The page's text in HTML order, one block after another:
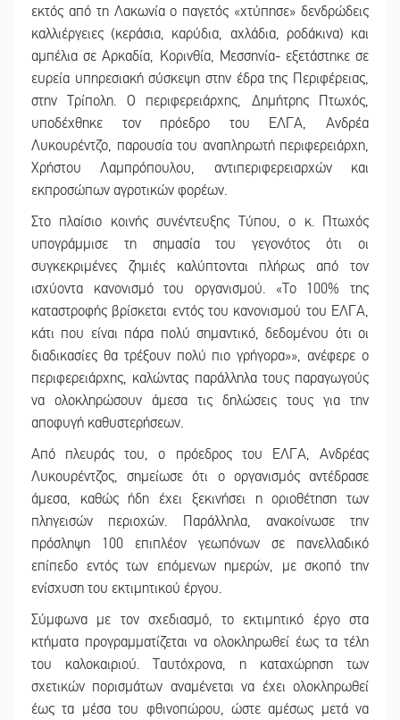
εκτός από τη Λακωνία ο παγετός «χτύπησε» δενδρώδεις
καλλιέργειες (κεράσια, καρύδια, αχλάδια, ροδάκινα) και
αμπέλια σε Αρκαδία, Κορινθία, Μεσσηνία- εξετάστηκε σε
ευρεία υπηρεσιακή σύσκεψη στην έδρα της Περιφέρειας,
στην Τρίπολη. Ο περιφερειάρχης, Δημήτρης Πτωχός,
υποδέχθηκε τον πρόεδρο του ΕΛΓΑ, Ανδρέα
Λυκουρέντζο, παρουσία του αναπληρωτή περιφερειάρχη,
Χρήστου Λαμπρόπουλου, αντιπεριφερειαρχών και
εκπροσώπων αγροτικών φορέων.
Στο πλαίσιο κοινής συνέντευξης Τύπου, ο κ. Πτωχός
υπογράμμισε τη σημασία του γεγονότος ότι οι
συγκεκριμένες ζημιές καλύπτονται πλήρως από τον
ισχύοντα κανονισμό του οργανισμού. «Το 100% της
καταστροφής βρίσκεται εντός του κανονισμού του ΕΛΓΑ,
κάτι που είναι πάρα πολύ σημαντικό, δεδομένου ότι οι
διαδικασίες θα τρέξουν πολύ πιο γρήγορα»», ανέφερε ο
περιφερειάρχης, καλώντας παράλληλα τους παραγωγούς
να ολοκληρώσουν άμεσα τις δηλώσεις τους για την
αποφυγή καθυστερήσεων.
Από πλευράς του, ο πρόεδρος του ΕΛΓΑ, Ανδρέας
Λυκουρέντζος, σημείωσε ότι ο οργανισμός αντέδρασε
άμεσα, καθώς ήδη έχει ξεκινήσει η οριοθέτηση των
πληγεισών περιοχών. Παράλληλα, ανακοίνωσε την
πρόσληψη 100 επιπλέον γεωπόνων σε πανελλαδικό
επίπεδο εντός των επόμενων ημερών, με σκοπό την
ενίσχυση του εκτιμητικού έργου.
Σύμφωνα με τον σχεδιασμό, το εκτιμητικό έργο στα
κτήματα προγραμματίζεται να ολοκληρωθεί έως τα τέλη
του καλοκαιριού. Ταυτόχρονα, η καταχώρηση των
σχετικών πορισμάτων αναμένεται να έχει ολοκληρωθεί
έως τα μέσα του φθινοπώρου, ώστε αμέσως μετά να